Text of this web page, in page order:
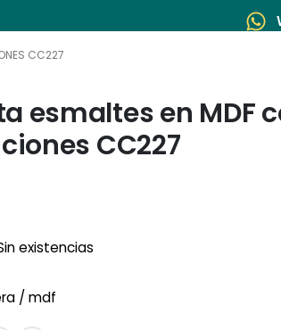
CC227
esmaltes en MDF
CC227
existencias
/ mdf